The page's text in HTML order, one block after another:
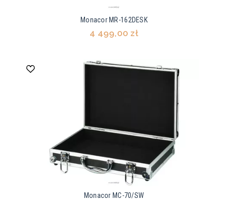
Monacor MR-162DESK
4 499,00 zł
Monacor MC-70/SW